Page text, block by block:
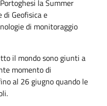
la Summer
Geofisica e
di monitoraggio
il mondo sono giunti a
momento di
al 26 giugno quando le